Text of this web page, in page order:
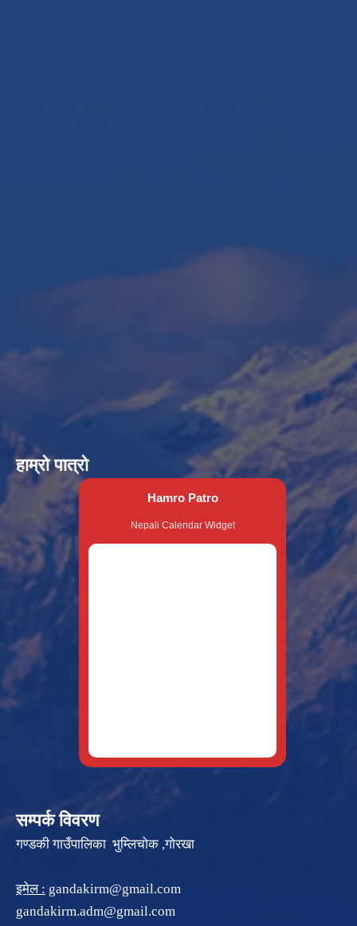
हाम्रो पात्रो
Hamro Patro
Nepali Calendar Widget
सम्पर्क विवरण
गण्डकी गाउँपालिका भुम्लिचोक ,गोरखा
इमेल : gandakirm@gmail.com
gandakirm.adm@gmail.com